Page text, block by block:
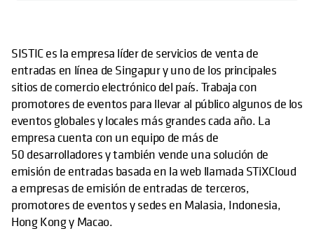
SISTIC es la empresa líder de servicios de venta de
entradas en línea de Singapur y uno de los principales
sitios de comercio electrónico del país. Trabaja con
promotores de eventos para llevar al público algunos de los
eventos globales y locales más grandes cada año. La
empresa cuenta con un equipo de más de
50 desarrolladores y también vende una solución de
emisión de entradas basada en la web llamada STiXCloud
a empresas de emisión de entradas de terceros,
promotores de eventos y sedes en Malasia, Indonesia,
Hong Kong y Macao.